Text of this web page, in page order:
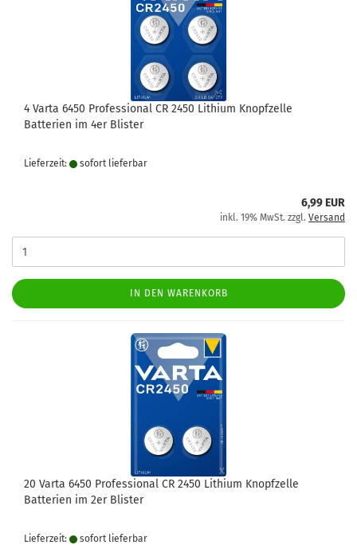
4 Varta 6450 Professional CR 2450 Lithium Knopfzelle
Batterien im 4er Blister
Lieferzeit: sofort lie­fer­bar
6,99 EUR
inkl. 19% MwSt. zzgl. Versand
IN DEN WARENKORB
20 Varta 6450 Professional CR 2450 Lithium Knopfzelle
Batterien im 2er Blister
Lieferzeit: sofort lie­fer­bar